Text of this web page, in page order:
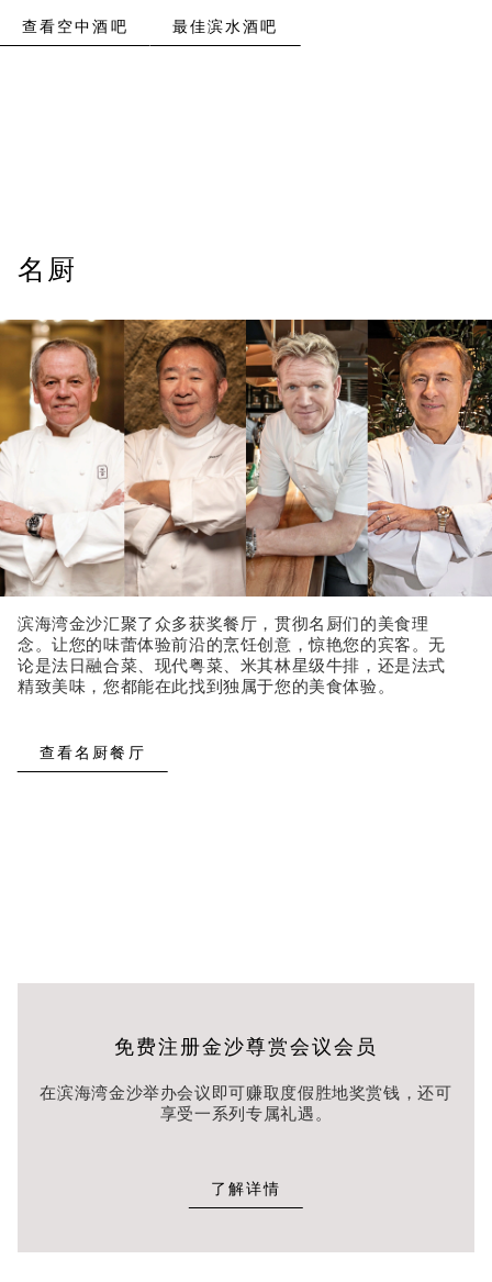
查看空中酒吧 最佳滨水酒吧
名厨
滨海湾金沙汇聚了众多获奖餐厅，贯彻名厨们的美食理
念。让您的味蕾体验前沿的烹饪创意，惊艳您的宾客。无
论是法日融合菜、现代粤菜、米其林星级牛排，还是法式
精致美味，您都能在此找到独属于您的美食体验。
查看名厨餐厅
免费注册金沙尊赏会议会员
在滨海湾金沙举办会议即可赚取度假胜地奖赏钱，还可
享受一系列专属礼遇。
了解详情